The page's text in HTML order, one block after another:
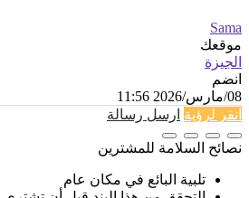
Sama
موقعك
الجيزة
انضم
08/مارس/2026 11:56
انقر لرؤية ارسل رسالة
نصائح السلامة للمشترين
تلبية البائع في مكان عام